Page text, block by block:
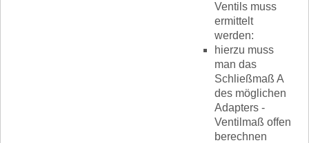
Ventils muss
ermittelt
werden:
hierzu muss
man das
Schließmaß A
des möglichen
Adapters -
Ventilmaß offen
berechnen